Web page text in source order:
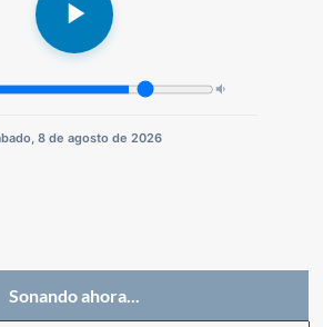
8 de agosto de 2026
Sonando ahora...